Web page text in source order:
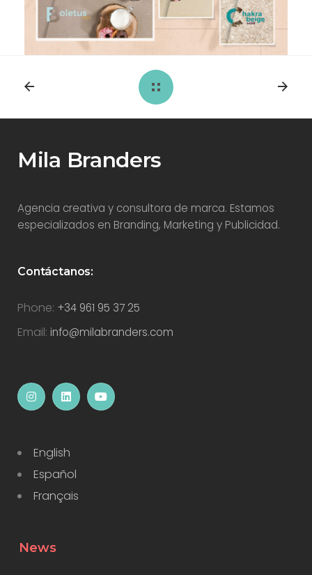
Mila Branders
Agencia creativa y consultora de marca. Estamos
especializados en Branding, Marketing y Publicidad.
Contáctanos:
Phone: +34 961 95 37 25
Email: info@milabranders.com
English
Español
Français
News